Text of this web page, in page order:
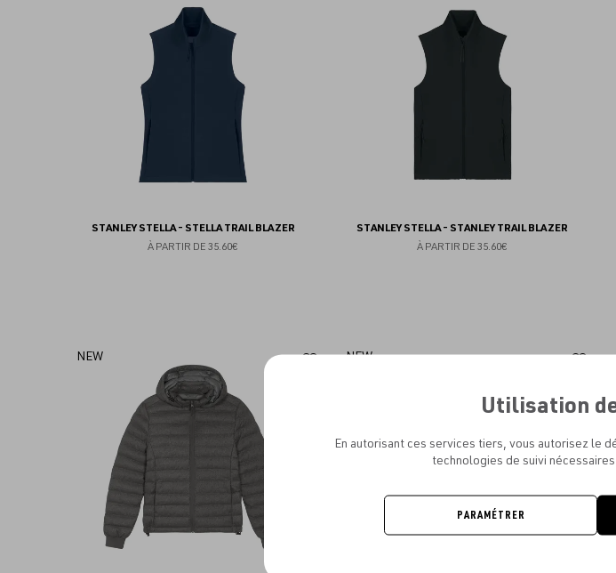
STANLEY STELLA - STELLA TRAIL BLAZER
À PARTIR DE 35.60€
STANLEY STELLA - STANLEY TRAIL BLAZER
À PARTIR DE 35.60€
NEW
Ajouter
NEW
Utilisation
En autorisant ces services tiers, vous autorisez le
technologies de suivi
PARAMÉTRER